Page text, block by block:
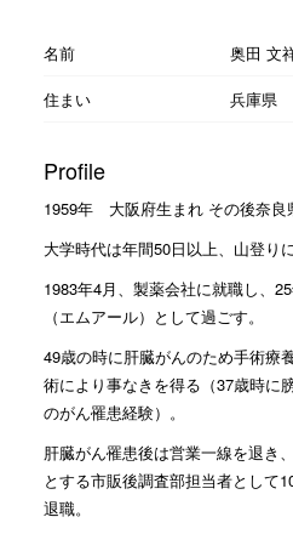
名前
奥田 文
住まい
兵庫県
Profile
1959年 大阪府生まれ その後奈良
大学時代は年間50日以上、山登り
1983年4月、製薬会社に就職し、
（エムアール）として過ごす。
49歳の時に肝臓がんのため手術療
術により事なきを得る（37歳時に
のがん罹患経験）。
肝臓がん罹患後は営業一線を退き
とする市販後調査部担当者として
退職。